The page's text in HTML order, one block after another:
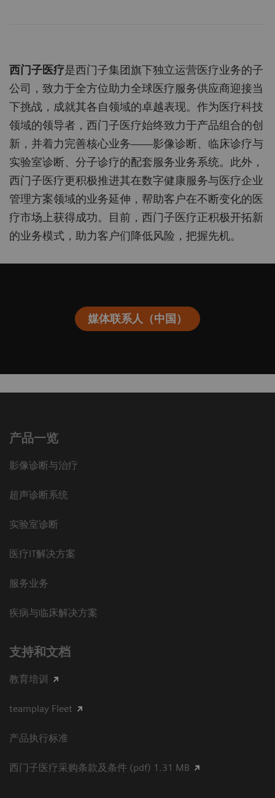
西门子医疗是西门子集团旗下独立运营医疗业务的子
公司，致力于全方位助力全球医疗服务供应商迎接当
下挑战，成就其各自领域的卓越表现。作为医疗科技
领域的领导者，西门子医疗始终致力于产品组合的创
新，并着力完善核心业务——影像诊断、临床诊疗与
实验室诊断、分子诊疗的配套服务业务系统。此外，
西门子医疗更积极推进其在数字健康服务与医疗企业
管理方案领域的业务延伸，帮助客户在不断变化的医
疗市场上获得成功。目前，西门子医疗正积极开拓新
的业务模式，助力客户们降低风险，把握先机。
媒体联系人（中国）
产品一览
影像诊断与治疗
超声诊断系统
实验室诊断
医疗IT解决方案
服务业务
疾病与临床解决方案
支持和文档
教育培训
teamplay Fleet
产品执行标准
西门子医疗采购条款及条件 (pdf) 1.31 MB